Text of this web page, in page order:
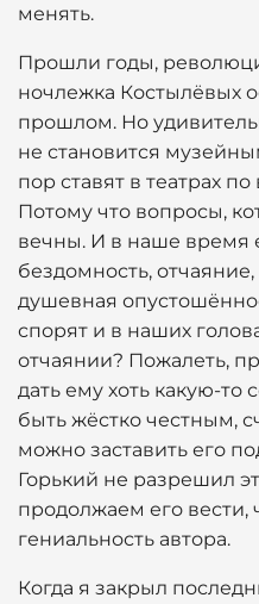
менять.
Прошли годы,
ночлежка Костылёвых
прошлом. Но
не становится
пор ставят в театрах
Потому что вопросы,
вечны. И в наше время
бездомность,
душевная
спорят и в наших
отчаянии? Пожалеть,
дать ему хоть какую-
быть жёстко честным,
можно заставить его
Горький не разрешил
продолжаем его вести,
гениальность автора.
Когда я закрыл